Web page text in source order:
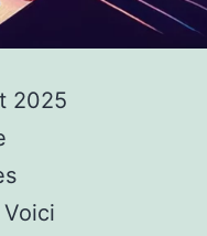
2025